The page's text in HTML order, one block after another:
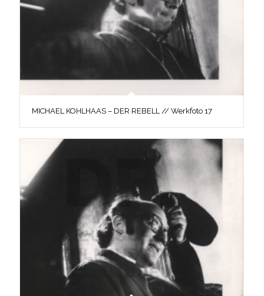
MICHAEL KOHLHAAS – DER REBELL // Werkfoto 17